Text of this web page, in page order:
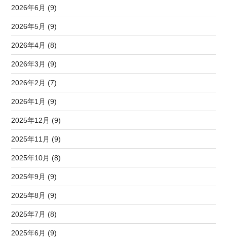
2026年6月 (9)
2026年5月 (9)
2026年4月 (8)
2026年3月 (9)
2026年2月 (7)
2026年1月 (9)
2025年12月 (9)
2025年11月 (9)
2025年10月 (8)
2025年9月 (9)
2025年8月 (9)
2025年7月 (8)
2025年6月 (9)